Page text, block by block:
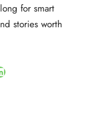
for smart
stories worth